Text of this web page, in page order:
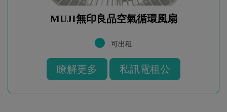
MUJI無印良品空氣循環風扇
可出租
瞭解更多 私訊電租公